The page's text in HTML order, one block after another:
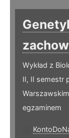
Wykład z
II, II semestr
egzaminem